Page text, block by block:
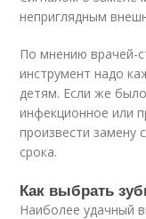
неприглядным
По мнению врачей-
инструмент надо
детям. Если же
инфекционное или
произвести замену
срока.
Как выбрать
Наиболее удачный